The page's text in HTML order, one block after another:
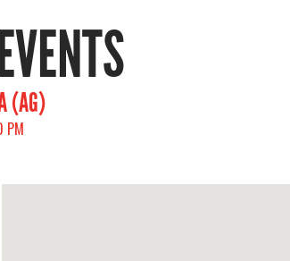
(AG)
PM